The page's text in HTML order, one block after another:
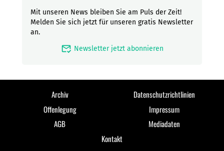
Mit unseren News bleiben Sie am Puls der Zeit!
Melden Sie sich jetzt für unseren gratis Newsletter
an.
mark_email_read Newsletter jetzt abonnieren
Archiv
Datenschutzrichtlinien
Offenlegung
Impressum
AGB
Mediadaten
Kontakt